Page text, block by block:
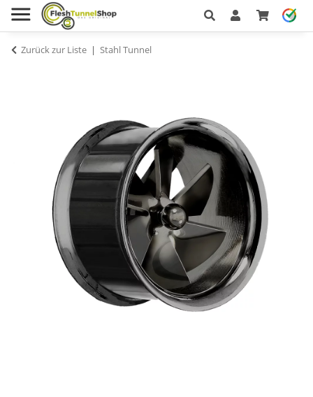
Zurück zur Liste Stahl Tunnel